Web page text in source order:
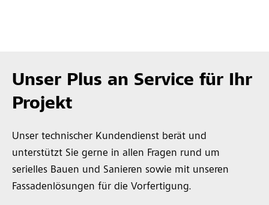
Unser Plus an Service für Ihr
Projekt
Unser technischer Kundendienst berät und
unterstützt Sie gerne in allen Fragen rund um
serielles Bauen und Sanieren sowie mit unseren
Fassadenlösungen für die Vorfertigung.